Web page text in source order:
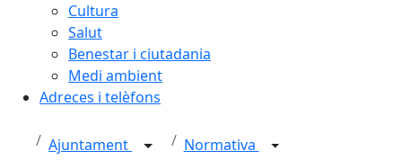
Cultura
Salut
Benestar i ciutadania
Medi ambient
Adreces i telèfons
Ajuntament
Normativa